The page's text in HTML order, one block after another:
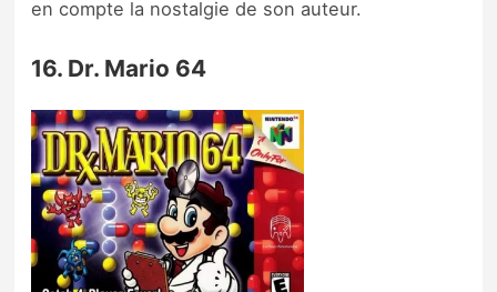
en compte la nostalgie de son auteur.
16. Dr. Mario 64